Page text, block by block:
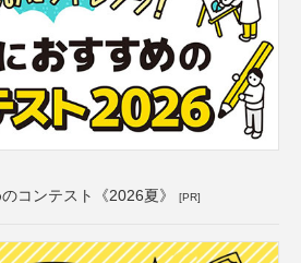
コンテスト《2026夏》 [PR]